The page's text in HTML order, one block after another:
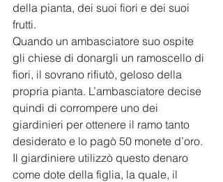
della pianta, dei suoi fiori e dei suoi
frutti.
Quando un ambasciatore suo ospite
gli chiese di donargli un ramoscello di
fiori, il sovrano rifiutò, geloso della
propria pianta. L’ambasciatore decise
quindi di corrompere uno dei
giardinieri per ottenere il ramo tanto
desiderato e lo pagò 50 monete d’oro.
Il giardiniere utilizzò questo denaro
come dote della figlia, la quale, il